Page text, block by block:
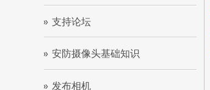
支持论坛
安防摄像头基础知识
发布相机